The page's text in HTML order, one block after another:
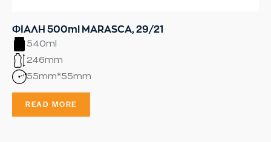
ΦΙΑΛΗ 500ml MARASCA, 29/21
540ml
246mm
55mm*55mm
READ MORE